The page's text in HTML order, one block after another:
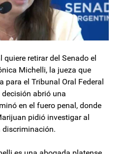
quiere retirar del Senado el
Michelli, la jueza que
para el Tribunal Oral Federal
decisión abrió una
en el fuero penal, donde
pidió investigar al
discriminación.